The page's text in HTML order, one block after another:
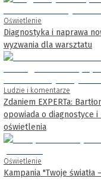
Oświetlenie
Diagnostyka i naprawa
wyzwania dla warsztatu
Ludzie i komentarze
Zdaniem EXPERTa:
opowiada o diagnostyce
oświetlenia
Oświetlenie
Kampania "Twoje